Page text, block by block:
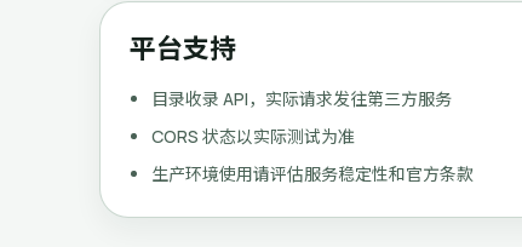
平台支持
目录收录 API，实际请求发往第三方服务
CORS 状态以实际测试为准
生产环境使用请评估服务稳定性和官方条款